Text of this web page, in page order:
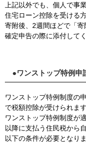
上記以外でも、個人で事
住宅ローン控除を受ける
寄附後、2週間ほどで「寄
確定申告の際に添付してく
●ワンストップ特例申
ワンストップ特例制度の
で税額控除が受けられます
ワンストップ特例制度が
以降に支払う住民税から
以下の条件が必要となりま